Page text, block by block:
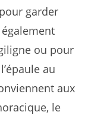
garder
également
ou pour
au
aux
le